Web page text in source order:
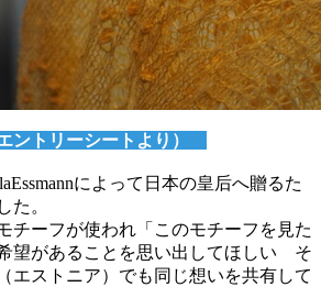
トリーシートより）
によって日本の皇后へ贈るた
た。
チーフが使われ「このモチーフを見た
望があることを思い出してほしい そ
エストニア）でも同じ想いを共有して